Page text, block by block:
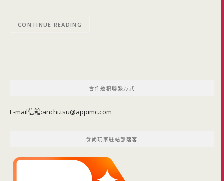
CONTINUE READING
合作邀稿聯繫方式
E-mail信箱:anchi.tsu@appimc.com
食尚玩家駐站部落客